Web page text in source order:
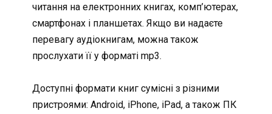
читання на електронних книгах, комп’ютерах,
смартфонах і планшетах. Якщо ви надаєте
перевагу аудіокнигам, можна також
прослухати її у форматі mp3.
Доступні формати книг сумісні з різними
пристроями: Android, iPhone, iPad, а також ПК